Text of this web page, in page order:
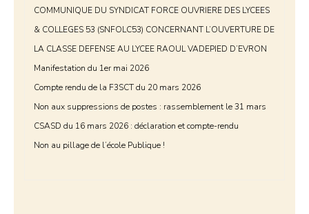
COMMUNIQUE DU SYNDICAT FORCE OUVRIERE DES LYCEES
& COLLEGES 53 (SNFOLC53) CONCERNANT L’OUVERTURE DE
LA CLASSE DEFENSE AU LYCEE RAOUL VADEPIED D’EVRON
Manifestation du 1er mai 2026
Compte rendu de la F3SCT du 20 mars 2026
Non aux suppressions de postes : rassemblement le 31 mars
CSASD du 16 mars 2026 : déclaration et compte-rendu
Non au pillage de l’école Publique !